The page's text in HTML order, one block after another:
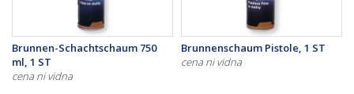
Brunnen-Schachtschaum 750
ml, 1 ST
cena ni vidna
Brunnenschaum Pistole, 1 ST
cena ni vidna